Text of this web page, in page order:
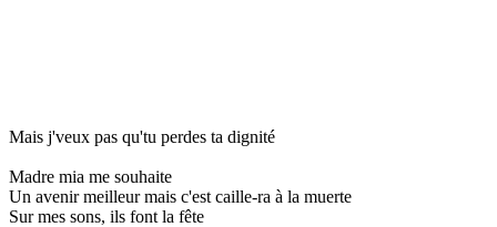
Mais j'veux pas qu'tu perdes ta dignité
Madre mia me souhaite
Un avenir meilleur mais c'est caille-ra à la muerte
Sur mes sons, ils font la fête